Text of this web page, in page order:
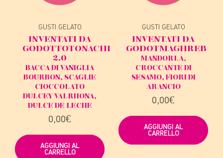
GUSTI GELATO
INVENTATI DA
GODOTTOTONACHI
2.0
BACCA DI VANIGLIA
BOURBON, SCAGLIE
CIOCCOLATO
DULCEY VALRHONA,
DULCE DE LECHE
0,00€
AGGIUNGI AL
CARRELLO
GUSTI GELATO
INVENTATI DA
GODOTMAGHREB
MANDORLA,
CROCCANTE DI
SESAMO, FIORI DI
ARANCIO
0,00€
AGGIUNGI AL
CARRELLO